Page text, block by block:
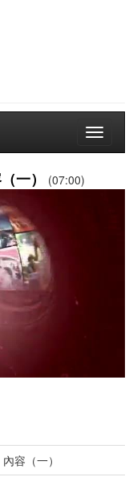
Toggle
一） (07:00)
容（一）